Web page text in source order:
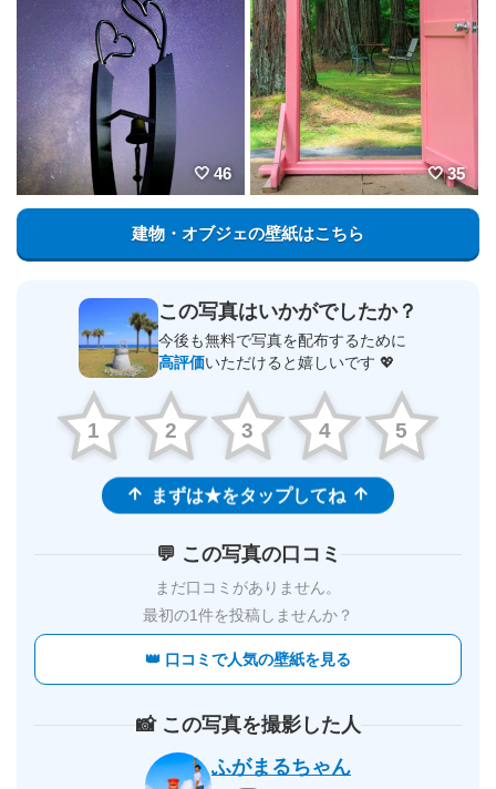
46 35
建物・オブジェの壁紙はこちら
この写真はいかがでしたか？
今後も無料で写真を配布するために
高評価いただけると嬉しいです 💖
1 2 3 4 5
まずは★をタップしてね
💬 この写真の口コミ
まだ口コミがありません。
最初の1件を投稿しませんか？
👑 口コミで人気の壁紙を見る
📸 この写真を撮影した人
ふがまるちゃん